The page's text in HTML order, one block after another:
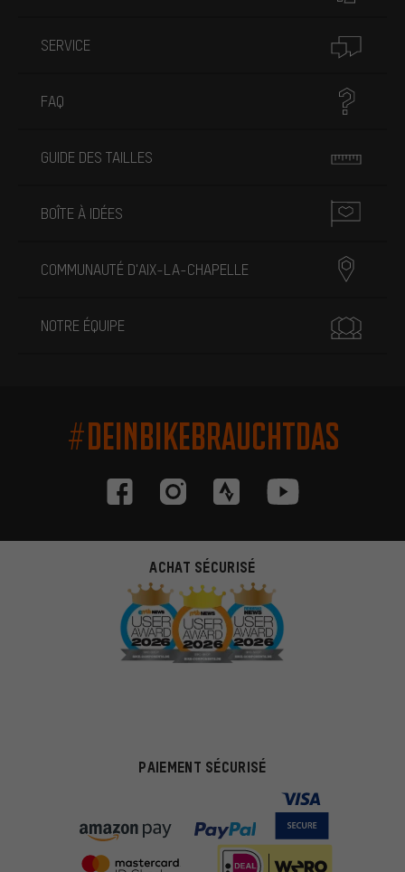
SERVICE
FAQ
GUIDE DES TAILLES
BOÎTE À IDÉES
COMMUNAUTÉ D'AIX-LA-CHAPELLE
NOTRE ÉQUIPE
#DEINBIKEBRAUCHTDAS
ACHAT SÉCURISÉ
PAIEMENT SÉCURISÉ